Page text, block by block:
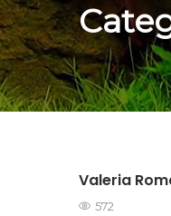
Valeria
572